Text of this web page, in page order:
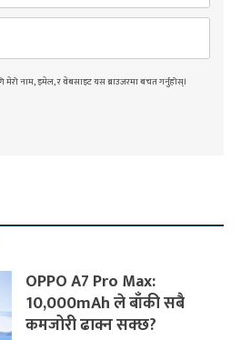
मेरो नाम, इमेल, र वेबसाइट यस ब्राउजरमा बचत गर्नुहोस्।
OPPO A7 Pro Max:
10,000mAh ले बाँकी सबै
कमजोरी ढाक्न सक्छ?